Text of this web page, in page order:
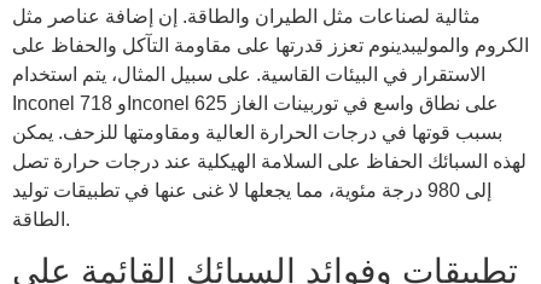
مثالية لصناعات مثل الطيران والطاقة. إن إضافة عناصر مثل
الكروم والموليبدينوم تعزز قدرتها على مقاومة التآكل والحفاظ على
الاستقرار في البيئات القاسية. على سبيل المثال، يتم استخدام
Inconel 718 وInconel 625 على نطاق واسع في توربينات الغاز
بسبب قوتها في درجات الحرارة العالية ومقاومتها للزحف. يمكن
لهذه السبائك الحفاظ على السلامة الهيكلية عند درجات حرارة تصل
إلى 980 درجة مئوية، مما يجعلها لا غنى عنها في تطبيقات توليد
الطاقة.
تطبيقات وفوائد السبائك القائمة على